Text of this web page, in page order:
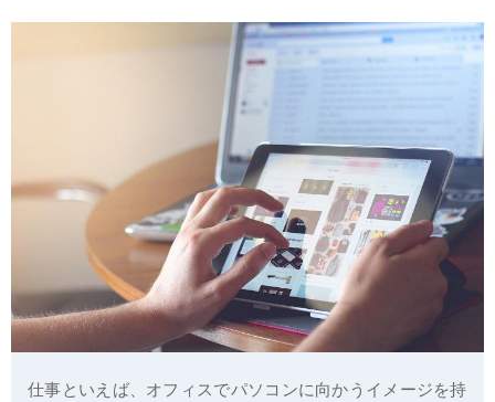
仕事といえば、オフィスでパソコンに向かうイメージを持